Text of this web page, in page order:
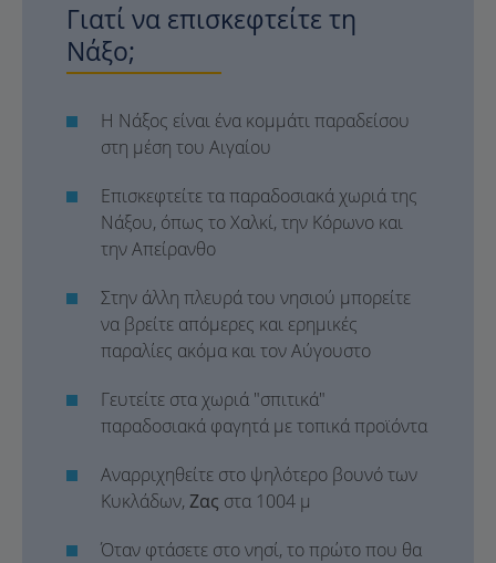
Γιατί να επισκεφτείτε τη
Νάξο;
Η Νάξος είναι ένα κομμάτι παραδείσου
στη μέση του Αιγαίου
Επισκεφτείτε τα παραδοσιακά χωριά της
Νάξου, όπως το Χαλκί, την Κόρωνο και
την Απείρανθο
Στην άλλη πλευρά του νησιού μπορείτε
να βρείτε απόμερες και ερημικές
παραλίες ακόμα και τον Αύγουστο
Γευτείτε στα χωριά "σπιτικά"
παραδοσιακά φαγητά με τοπικά προϊόντα
Αναρριχηθείτε στο ψηλότερο βουνό των
Κυκλάδων,Ζας στα 1004 μ
Όταν φτάσετε στο νησί, το πρώτο που θα